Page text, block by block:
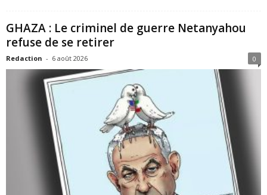
GHAZA : Le criminel de guerre Netanyahou
refuse de se retirer
Redaction - 6 août 2026 0